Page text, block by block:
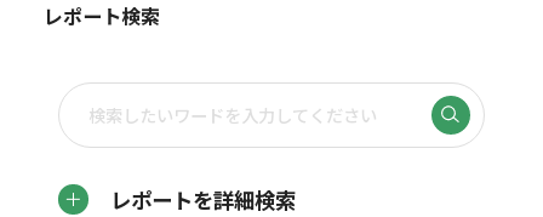
レポート検索
レポートを詳細検索